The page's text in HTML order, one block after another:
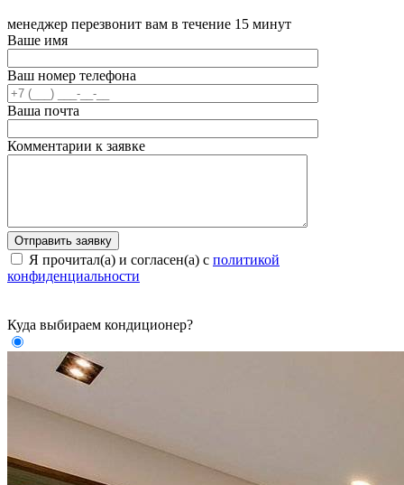
менеджер перезвонит вам в течение 15 минут
Ваше имя
Ваш номер телефона
Ваша почта
Комментарии к заявке
Я прочитал(а) и согласен(а) с политикой
конфиденциальности
Куда выбираем кондиционер?